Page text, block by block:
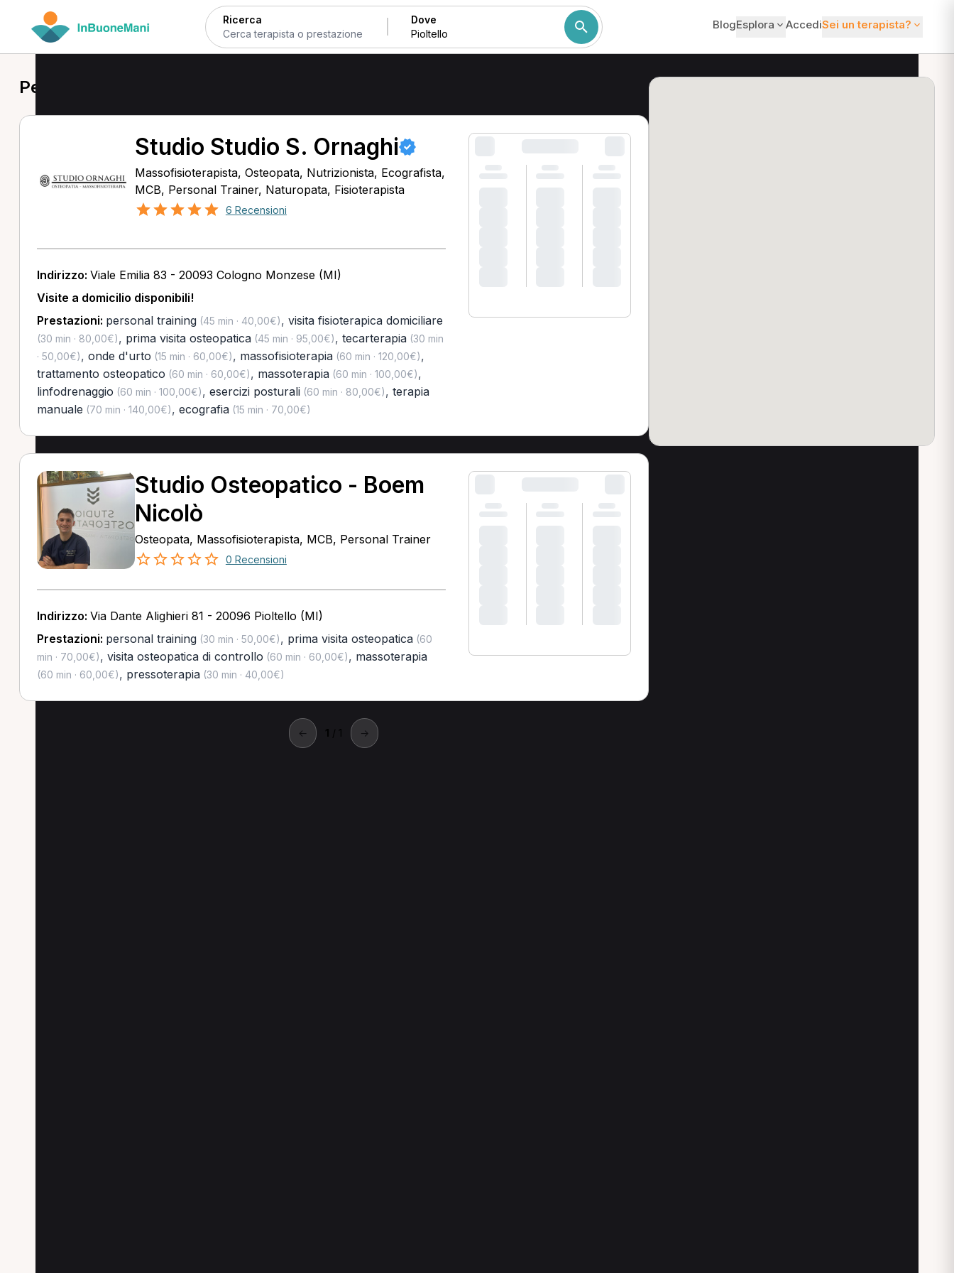
Ricerca Dove BlogEsplora AccediSei un terapista?
Personal Trainer a Pioltello
Studio Studio S. Ornaghi
Massofisioterapista, Osteopata, Nutrizionista, Ecografista,
MCB, Personal Trainer, Naturopata, Fisioterapista
6 Recensioni
Indirizzo: Viale Emilia 83 - 20093 Cologno Monzese (MI)
Visite a domicilio disponibili!
Prestazioni: personal training(45 min · 40,00€), visita fisioterapica domiciliare
(30 min · 80,00€), prima visita osteopatica(45 min · 95,00€), tecarterapia(30 min
· 50,00€), onde d'urto (15 min · 60,00€), massofisioterapia(60 min · 120,00€),
trattamento osteopatico (60 min · 60,00€), massoterapia(60 min · 100,00€),
linfodrenaggio (60 min · 100,00€), esercizi posturali(60 min · 80,00€), terapia
manuale (70 min · 140,00€), ecografia(15 min · 70,00€)
Studio Osteopatico - Boem
Nicolò
Osteopata, Massofisioterapista, MCB, Personal Trainer
0 Recensioni
Indirizzo: Via Dante Alighieri 81 - 20096 Pioltello (MI)
Prestazioni: personal training(30 min · 50,00€), prima visita osteopatica(60
min · 70,00€), visita osteopatica di controllo (60 min · 60,00€), massoterapia
(60 min · 60,00€), pressoterapia(30 min · 40,00€)
← 1 / 1 →